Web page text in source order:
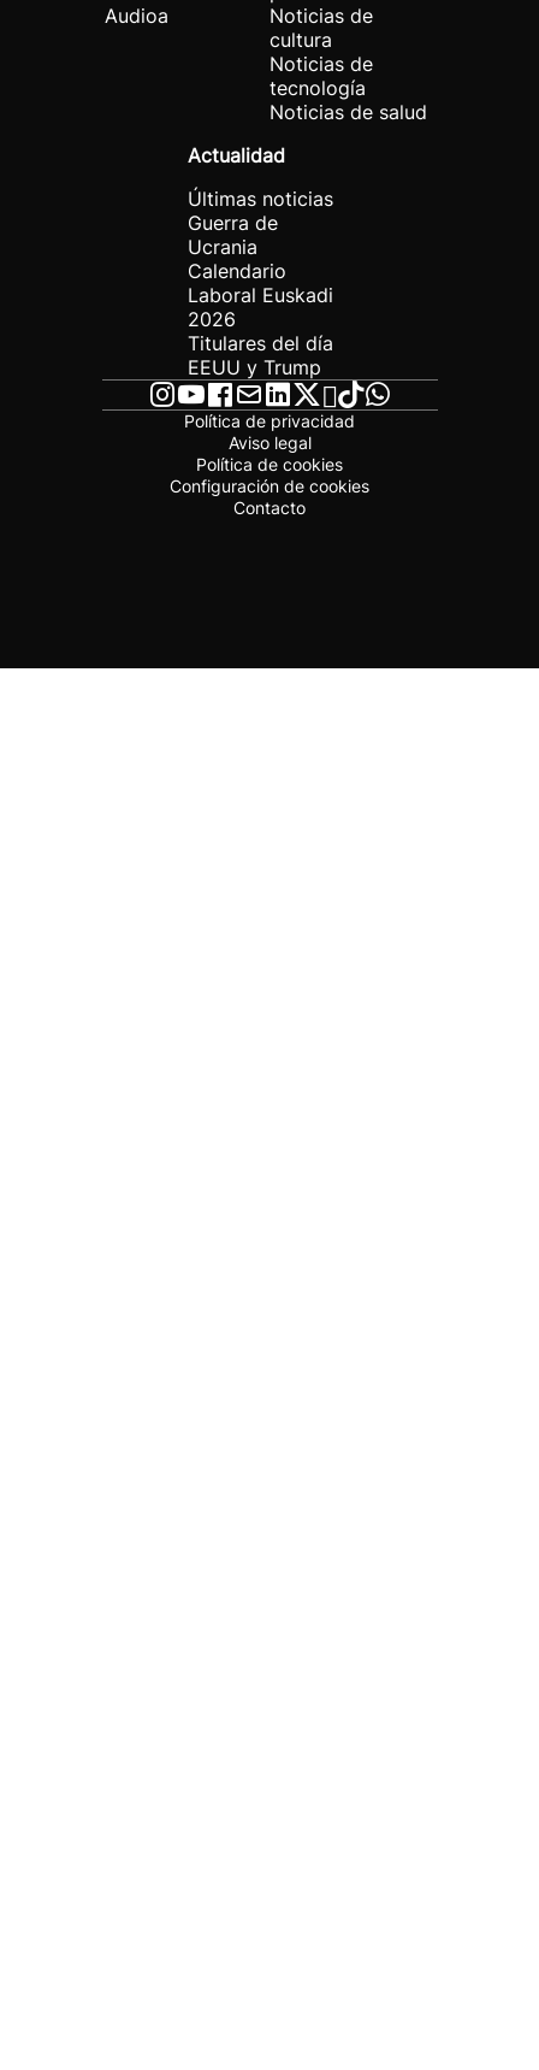
Audioa
Noticias de
cultura
Noticias de
tecnología
Noticias de salud
Actualidad
Últimas noticias
Guerra de
Ucrania
Calendario
Laboral Euskadi
2026
Titulares del día
EEUU y Trump
Política de privacidad
Aviso legal
Política de cookies
Configuración de cookies
Contacto